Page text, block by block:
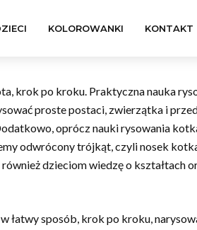
KOLOROWANKI KONTAKT
krok po kroku. Praktyczna nauka
proste postaci, zwierzątka i
oprócz nauki rysowania
odwrócony trójkąt, czyli nosek
dzieciom wiedzę o kształtach
łatwy sposób, krok po kroku,